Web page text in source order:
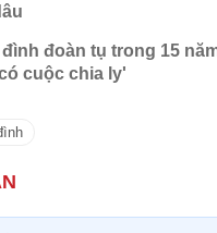
đình đoàn tụ trong 15
cuộc chia ly'